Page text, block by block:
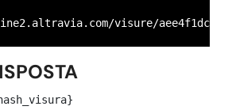
visure/